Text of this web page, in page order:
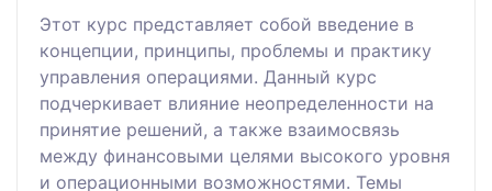
Этот курс представляет собой введение в
концепции, принципы, проблемы и практику
управления операциями. Данный курс
подчеркивает влияние неопределенности на
принятие решений, а также взаимосвязь
между финансовыми целями высокого уровня
и операционными возможностями. Темы